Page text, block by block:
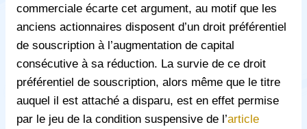
commerciale écarte cet argument, au motif que les
anciens actionnaires disposent d’un droit préférentiel
de souscription à l’augmentation de capital
consécutive à sa réduction. La survie de ce droit
préférentiel de souscription, alors même que le titre
auquel il est attaché a disparu, est en effet permise
par le jeu de la condition suspensive de l’article